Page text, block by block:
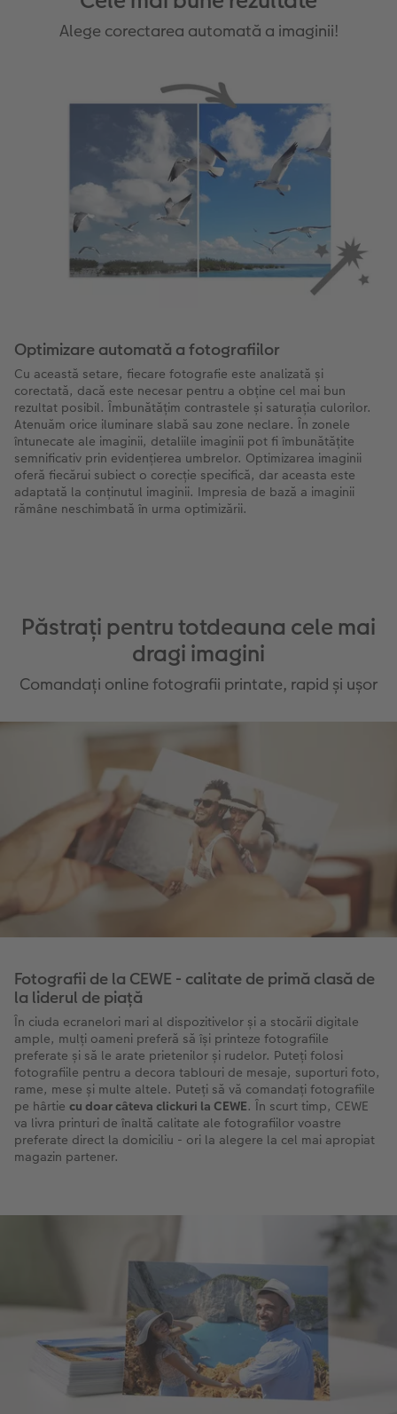
Alege corectarea automată a imaginii!
Optimizare automată a fotografiilor
Cu această setare, fiecare fotografie este analizată și
corectată, dacă este necesar pentru a obține cel mai bun
rezultat posibil. Îmbunătățim contrastele și saturația culorilor.
Atenuăm orice iluminare slabă sau zone neclare. În zonele
întunecate ale imaginii, detaliile imaginii pot fi îmbunătățite
semnificativ prin evidențierea umbrelor. Optimizarea imaginii
oferă fiecărui subiect o corecție specifică, dar aceasta este
adaptată la conținutul imaginii. Impresia de bază a imaginii
rămâne neschimbată în urma optimizării.
Păstrați pentru totdeauna cele mai
dragi imagini
Comandați online fotografii printate, rapid și ușor
Fotografii de la CEWE - calitate de primă clasă de
la liderul de piață
În ciuda ecranelori mari al dispozitivelor și a stocării digitale
ample, mulți oameni preferă să își printeze fotografiile
preferate și să le arate prietenilor și rudelor. Puteți folosi
fotografiile pentru a decora tablouri de mesaje, suporturi foto,
rame, mese și multe altele. Puteți să vă comandați fotografiile
pe hârtie cu doar câteva clickuri la CEWE. În scurt timp, CEWE
va livra printuri de înaltă calitate ale fotografiilor voastre
preferate direct la domiciliu - ori la alegere la cel mai apropiat
magazin partener.